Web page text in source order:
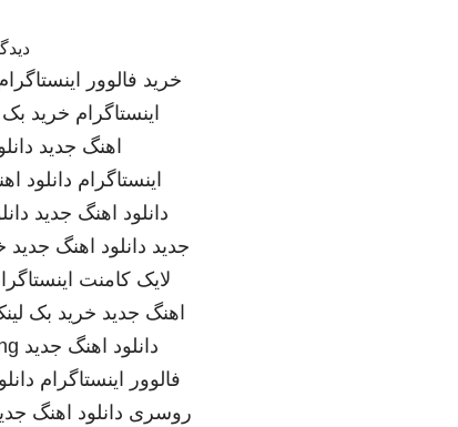
خرید فالوور
اینستاگرام خرید بک
اهنگ جدید
اینستاگرام دانلود
دانلود اهنگ جدید
جدید دانلود اهنگ جدید
لایک کامنت
اهنگ جدید خرید بک
دانلود اهنگ جدید
فالوور اینستاگرام
روسری دانلود اهنگ